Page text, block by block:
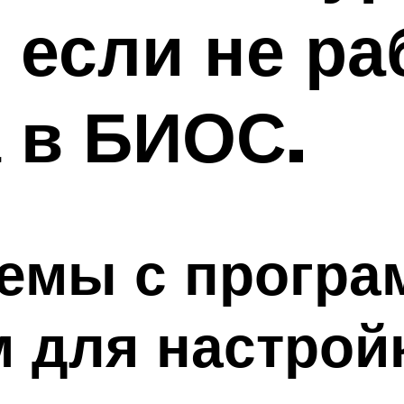
не
в БИОС.
с
для